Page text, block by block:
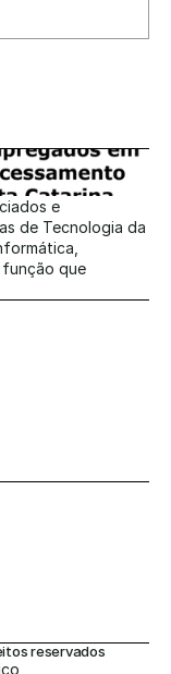
e
de Tecnologia da
função que
reservados